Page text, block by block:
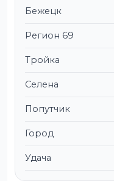
Бежецк
Регион 69
Тройка
Селена
Попутчик
Город
Удача